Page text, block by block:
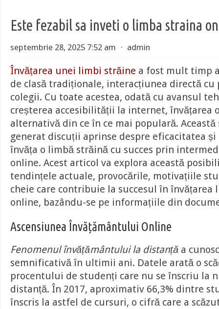
Este fezabil sa inveti o limba straina
septembrie 28, 2025 7:52 am ⋅ admin
Învățarea unei limbi străine a fost mult timp
de clasă tradiționale, interacțiunea directă cu
colegii. Cu toate acestea, odată cu avansul
creșterea accesibilității la internet, învățarea
alternativă din ce în ce mai populară. Această
generat discuții aprinse despre eficacitatea
învăța o limbă străină cu succes prin
online. Acest articol va explora această
tendințele actuale, provocările, motivațiile
cheie care contribuie la succesul în
online, bazându-se pe informațiile din
Ascensiunea Învățământului Online
Fenomenul învățământului la distanță a
semnificativă în ultimii ani. Datele arată o
procentului de studenți care nu se înscriu la
distanță. În 2017, aproximativ 66,3% dintre
înscris la astfel de cursuri, o cifră care a